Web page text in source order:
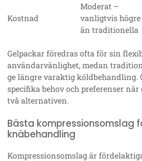
Kostnad
Moderat –
vanligtvis högre
än traditionella
Gelpackar föredras ofta för sin
användarvänlighet, medan
ge längre varaktig köldbehandling.
specifika behov och preferenser
två alternativen.
Bästa kompressionsomslag
knäbehandling
Kompressionsomslag är